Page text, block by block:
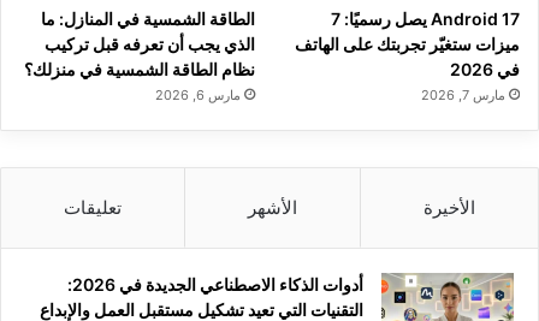
Android 17 يصل رسميًا: 7
ميزات ستغيّر تجربتك على الهاتف
في 2026
مارس 7, 2026
الطاقة الشمسية في المنازل: ما
الذي يجب أن تعرفه قبل تركيب
نظام الطاقة الشمسية في منزلك؟
مارس 6, 2026
الأخيرة الأشهر تعليقات
أدوات الذكاء الاصطناعي الجديدة في 2026:
التقنيات التي تعيد تشكيل مستقبل العمل والإبداع